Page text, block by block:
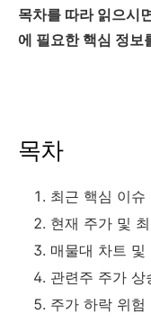
목차를 따라 읽으시
에 필요한 핵심 정보
목차
최근 핵심 이
현재 주가 및
매물대 차트
관련주 주가
주가 하락 위험